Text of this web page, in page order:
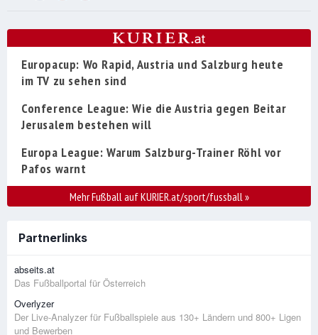
Europacup: Wo Rapid, Austria und Salzburg heute
im TV zu sehen sind
Conference League: Wie die Austria gegen Beitar
Jerusalem bestehen will
Europa League: Warum Salzburg-Trainer Röhl vor
Pafos warnt
Mehr Fußball auf KURIER.at/sport/fussball»
Partnerlinks
abseits.at
Das Fußballportal für Österreich
Overlyzer
Der Live-Analyzer für Fußballspiele aus 130+ Ländern und 800+ Ligen
und Bewerben